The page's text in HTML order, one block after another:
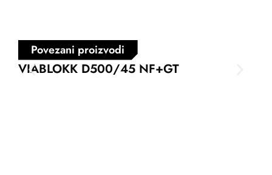
Povezani proizvodi
VIABLOKK D500/45 NF+GT